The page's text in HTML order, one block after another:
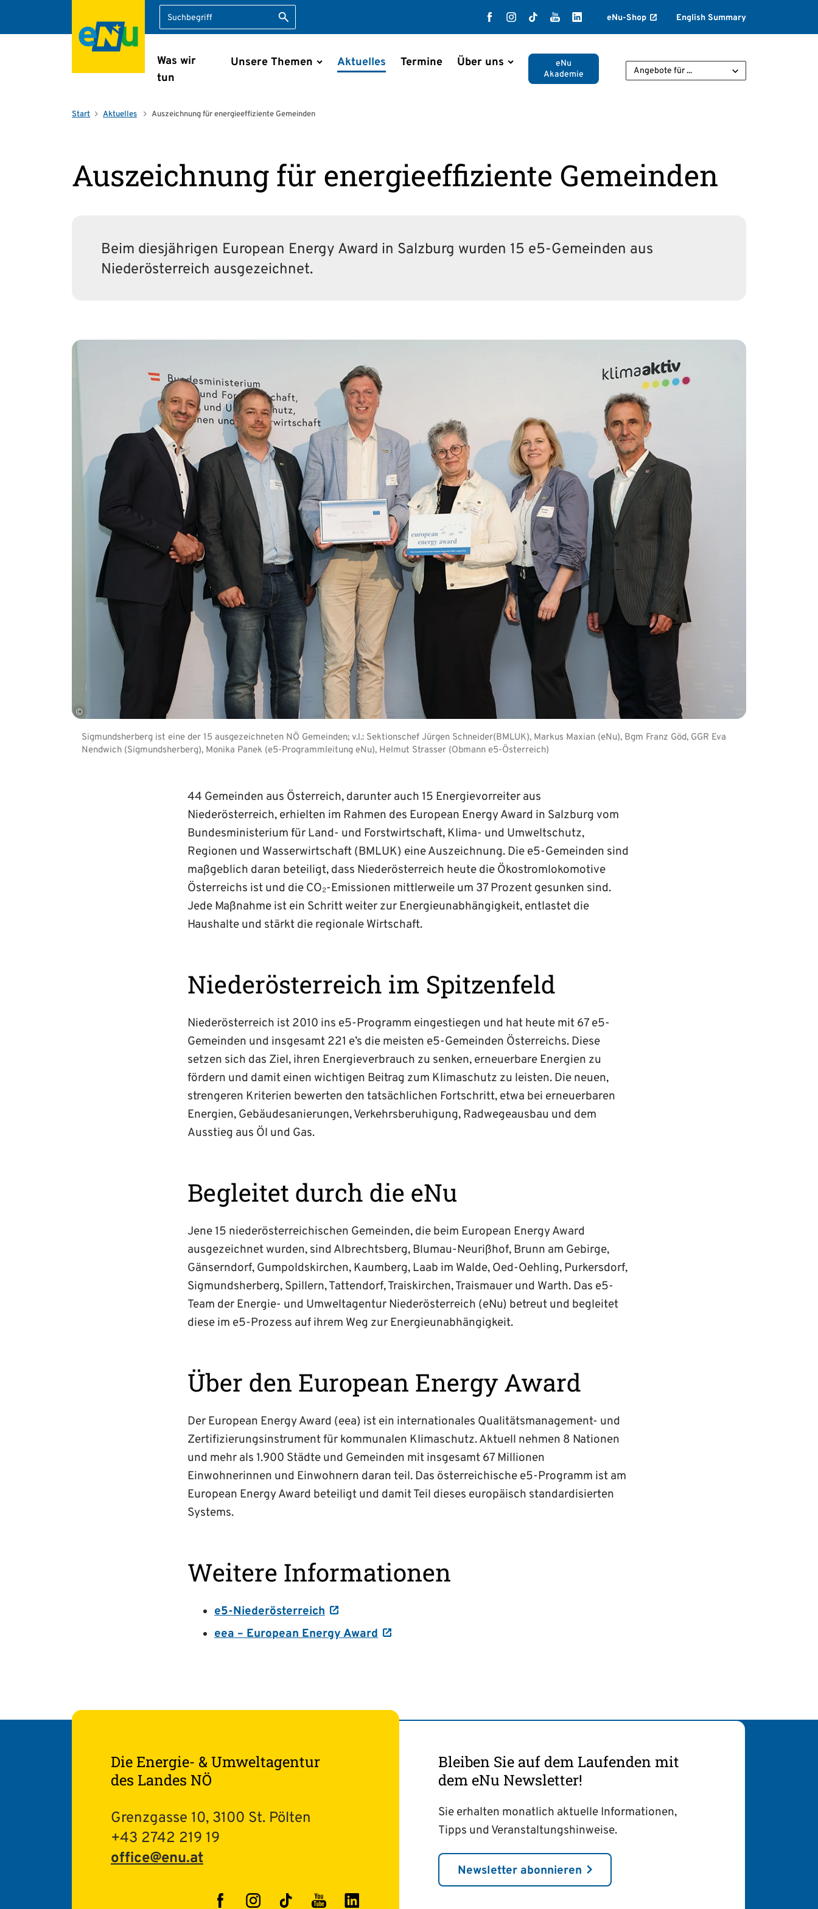
Suche Suche starten Facebook
Instagram
TikTokYouTube
LinkedIn
eNu-Shop English Summary
Navigation überspringen
Was wir
tun
Unsere Themen Aktuelles Termine Über uns
eNu
Akademie
Angebote für ...
Start Aktuelles Auszeichnung für energie­effiziente Gemeinden
Auszeichnung für energie­effiziente Gemeinden
Beim diesjährigen European Energy Award in Salzburg wurden 15 e5-Gemeinden aus
Niederösterreich ausgezeichnet.
©
Sigmundsherberg ist eine der 15 ausgezeichneten NÖ Gemeinden; v.l.: Sektionschef Jürgen Schneider(BMLUK), Markus Maxian (eNu), Bgm Franz Göd, GGR Eva
Nendwich (Sigmundsherberg), Monika Panek (e5-Programmleitung eNu), Helmut Strasser (Obmann e5-Österreich)
44 Gemeinden aus Österreich, darunter auch 15 Energievorreiter aus
Niederösterreich, erhielten im Rahmen des European Energy Award in Salzburg vom
Bundesministerium für Land- und Forstwirtschaft, Klima- und Umweltschutz,
Regionen und Wasserwirtschaft (BMLUK) eine Auszeichnung. Die e5-Gemeinden sind
maßgeblich daran beteiligt, dass Niederösterreich heute die Ökostromlokomotive
Österreichs ist und die CO₂-Emissionen mittlerweile um 37 Prozent gesunken sind.
Jede Maßnahme ist ein Schritt weiter zur Energieunabhängigkeit, entlastet die
Haushalte und stärkt die regionale Wirtschaft.
Niederösterreich im Spitzenfeld
Niederösterreich ist 2010 ins e5-Programm eingestiegen und hat heute mit 67 e5-
Gemeinden und insgesamt 221 e’s die meisten e5-Gemeinden Österreichs. Diese
setzen sich das Ziel, ihren Energieverbrauch zu senken, erneuerbare Energien zu
fördern und damit einen wichtigen Beitrag zum Klimaschutz zu leisten. Die neuen,
strengeren Kriterien bewerten den tatsächlichen Fortschritt, etwa bei erneuerbaren
Energien, Gebäudesanierungen, Verkehrsberuhigung, Radwegeausbau und dem
Ausstieg aus Öl und Gas.
Begleitet durch die eNu
Jene 15 niederösterreichischen Gemeinden, die beim European Energy Award
ausgezeichnet wurden, sind Albrechtsberg, Blumau-Neurißhof, Brunn am Gebirge,
Gänserndorf, Gumpoldskirchen, Kaumberg, Laab im Walde, Oed-Oehling, Purkersdorf,
Sigmundsherberg, Spillern, Tattendorf, Traiskirchen, Traismauer und Warth. Das e5-
Team der Energie- und Umweltagentur Niederösterreich (eNu) betreut und begleitet
diese im e5-Prozess auf ihrem Weg zur Energieunabhängigkeit.
Über den European Energy Award
Der European Energy Award (eea) ist ein internationales Qualitätsmanagement- und
Zertifizierungsinstrument für kommunalen Klimaschutz. Aktuell nehmen 8 Nationen
und mehr als 1.900 Städte und Gemeinden mit insgesamt 67 Millionen
Einwohnerinnen und Einwohnern daran teil. Das österreichische e5-Programm ist am
European Energy Award beteiligt und damit Teil dieses europäisch standardisierten
Systems.
Weitere Informationen
e5-Niederösterreich
eea – European Energy Award
Die Energie- & Umweltagentur
des Landes NÖ
Grenzgasse 10, 3100 St. Pölten
+43 2742 219 19
office@enu.at
FacebookInstagram
TikTokYouTubeLinkedIn
Bleiben Sie auf dem Laufenden mit
dem eNu Newsletter!
Sie erhalten monatlich aktuelle Informationen,
Tipps und Veranstaltungshinweise.
Newsletter abonnieren